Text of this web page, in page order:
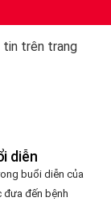
tin trên trang
diễn
buổi diễn của
đưa đến bệnh